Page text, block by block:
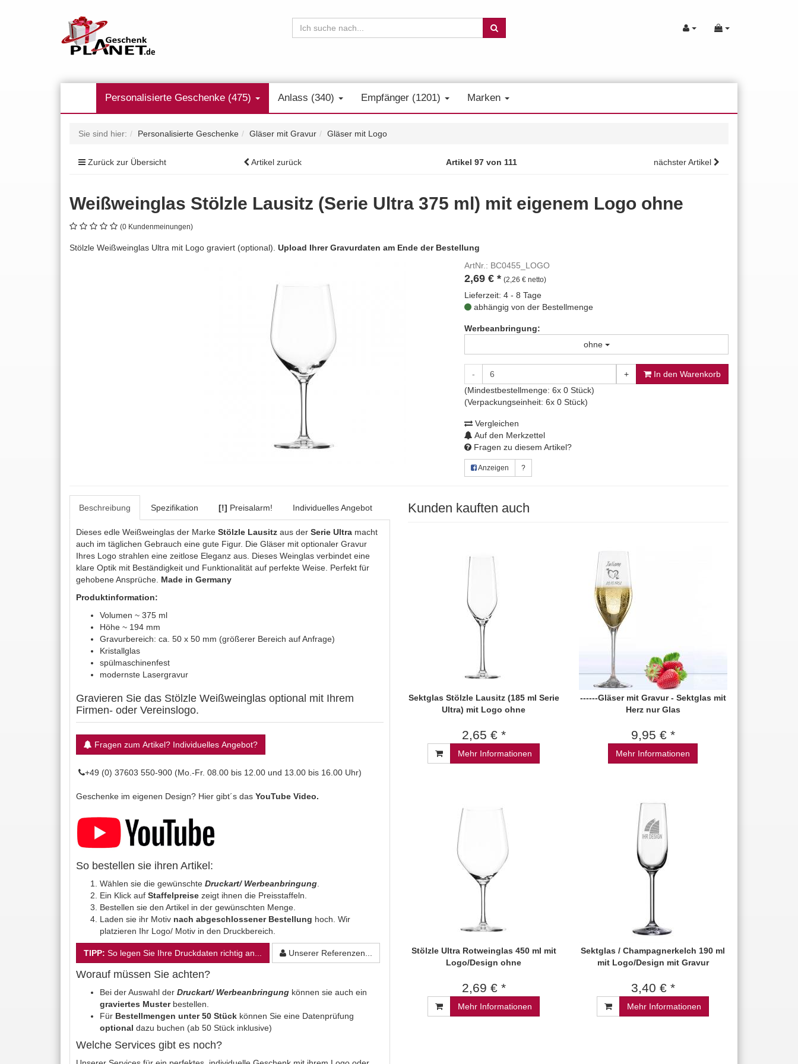
Personalisierte Geschenke (475) Anlass (340) Empfänger (1201) Marken
Sie sind hier: Personalisierte Geschenke Gläser mit Gravur Gläser mit Logo
Zurück zur Übersicht Artikel zurück Artikel 97 von 111 nächster Artikel
Weißweinglas Stölzle Lausitz (Serie Ultra 375 ml) mit eigenem Logo ohne
(0 Kundenmeinungen)
Stölzle Weißweinglas Ultra mit Logo graviert (optional). Upload Ihrer Gravurdaten am Ende der Bestellung
ArtNr.: BC0455_LOGO
2,69 € * (2,26 € netto)
Lieferzeit: 4 - 8 Tage
abhängig von der Bestellmenge
Werbeanbringung:
ohne
- +
In den Warenkorb
(Mindestbestellmenge: 6x 0 Stück)
(Verpackungseinheit: 6x 0 Stück)
Vergleichen
Auf den Merkzettel
Fragen zu diesem Artikel?
Anzeigen ?
Beschreibung Spezifikation [!] Preisalarm! Individuelles Angebot
Dieses edle Weißweinglas der Marke Stölzle Lausitz aus der Serie Ultra macht
auch im täglichen Gebrauch eine gute Figur. Die Gläser mit optionaler Gravur
Ihres Logo strahlen eine zeitlose Eleganz aus. Dieses Weinglas verbindet eine
klare Optik mit Beständigkeit und Funktionalität auf perfekte Weise. Perfekt für
gehobene Ansprüche. Made in Germany
Produktinformation:
Volumen ~ 375 ml
Höhe ~ 194 mm
Gravurbereich: ca. 50 x 50 mm (größerer Bereich auf Anfrage)
Kristallglas
spülmaschinenfest
modernste Lasergravur
Gravieren Sie das Stölzle Weißweinglas optional mit Ihrem
Firmen- oder Vereinslogo.
Fragen zum Artikel? Individuelles Angebot?
+49 (0) 37603 550-900 (Mo.-Fr. 08.00 bis 12.00 und 13.00 bis 16.00 Uhr)
Geschenke im eigenen Design? Hier gibt´s das YouTube Video.
So bestellen sie ihren Artikel:
Wählen sie die gewünschte Druckart/ Werbeanbringung
Ein Klick auf Staffelpreise zeigt ihnen die Preisstaffeln.
Bestellen sie den Artikel in der gewünschten Menge.
Laden sie ihr Motiv nach abgeschlossener Bestellung hoch. Wir
platzieren Ihr Logo/ Motiv in den Druckbereich.
TIPP: So legen Sie Ihre Druckdaten richtig an... Unserer Referenzen...
Worauf müssen Sie achten?
Bei der Auswahl der Druckart/ Werbeanbringung können sie auch ein
graviertes Musterbestellen.
Für Bestellmengen unter 50 Stück können Sie eine Datenprüfung
optional dazu buchen (ab 50 Stück inklusive)
Welche Services gibt es noch?
Kunden kauften auch
Sektglas Stölzle Lausitz (185 ml Serie
Ultra) mit Logo ohne
2,65 € *
Mehr Informationen
------Gläser mit Gravur - Sektglas mit
Herz nur Glas
9,95 € *
Mehr Informationen
Stölzle Ultra Rotweinglas 450 ml mit
Logo/Design ohne
2,69 € *
Mehr Informationen
Sektglas / Champagnerkelch 190 ml
mit Logo/Design mit Gravur
3,40 € *
Mehr Informationen